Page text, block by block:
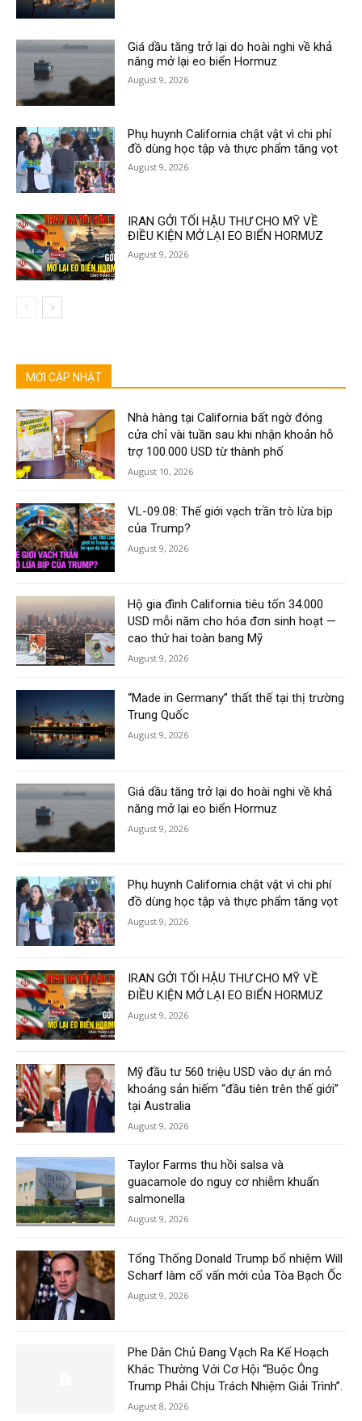
Giá dầu tăng trở lại do hoài nghi về khả
năng mở lại eo biển Hormuz
August 9, 2026
Phụ huynh California chật vật vì chi phí
đồ dùng học tập và thực phẩm tăng vọt
August 9, 2026
IRAN GỞI TỐI HẬU THƯ CHO MỸ VỀ
ĐIỀU KIỆN MỞ LẠI EO BIỂN HORMUZ
August 9, 2026
MỚI CẬP NHẬT
Nhà hàng tại California bất ngờ đóng
cửa chỉ vài tuần sau khi nhận khoản hỗ
trợ 100.000 USD từ thành phố
August 10, 2026
VL-09.08: Thế giới vạch trần trò lừa bịp
của Trump?
August 9, 2026
Hộ gia đình California tiêu tốn 34.000
USD mỗi năm cho hóa đơn sinh hoạt —
cao thứ hai toàn bang Mỹ
August 9, 2026
“Made in Germany” thất thế tại thị trường
Trung Quốc
August 9, 2026
Giá dầu tăng trở lại do hoài nghi về khả
năng mở lại eo biển Hormuz
August 9, 2026
Phụ huynh California chật vật vì chi phí
đồ dùng học tập và thực phẩm tăng vọt
August 9, 2026
IRAN GỞI TỐI HẬU THƯ CHO MỸ VỀ
ĐIỀU KIỆN MỞ LẠI EO BIỂN HORMUZ
August 9, 2026
Mỹ đầu tư 560 triệu USD vào dự án mỏ
khoáng sản hiếm “đầu tiên trên thế giới”
tại Australia
August 9, 2026
Taylor Farms thu hồi salsa và
guacamole do nguy cơ nhiễm khuẩn
salmonella
August 9, 2026
Tổng Thống Donald Trump bổ nhiệm Will
Scharf làm cố vấn mới của Tòa Bạch Ốc
August 9, 2026
Phe Dân Chủ Đang Vạch Ra Kế Hoạch
Khác Thường Với Cơ Hội “Buộc Ông
Trump Phải Chịu Trách Nhiệm Giải Trình”.
August 8, 2026